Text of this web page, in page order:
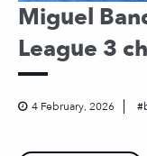
Miguel
League 3
4 February, 2026